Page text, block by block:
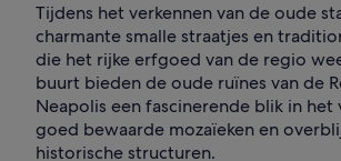
Tijdens het verkennen van de oude
charmante smalle straatjes en
die het rijke erfgoed van de regio
buurt bieden de oude ruïnes van de
Neapolis een fascinerende blik in het
goed bewaarde mozaïeken en
historische structuren.